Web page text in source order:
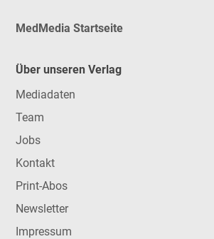
MedMedia Startseite
Über unseren Verlag
Mediadaten
Team
Jobs
Kontakt
Print-Abos
Newsletter
Impressum